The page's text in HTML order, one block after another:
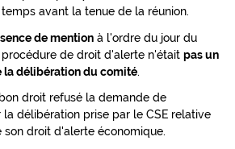
avant la tenue de la réunion.
de mention à l'ordre du jour du
de droit d'alerte n'était pas un
délibération du comité.
droit refusé la demande de
la délibération prise par le CSE relative
droit d'alerte économique.